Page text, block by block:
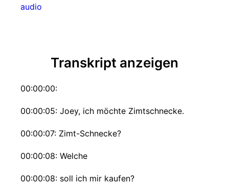
audio
Transkript anzeigen
00:00:00:
00:00:05: Joey, ich möchte Zimtschnecke.
00:00:07: Zimt-Schnecke?
00:00:08: Welche
00:00:08: soll ich mir kaufen?